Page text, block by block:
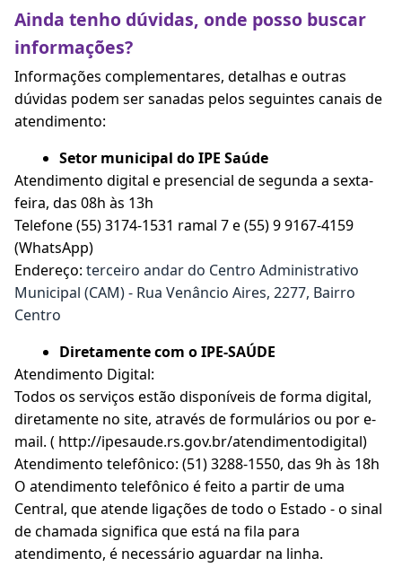
Ainda tenho dúvidas, onde posso buscar
informações?
Informações complementares, detalhas e outras
dúvidas podem ser sanadas pelos seguintes canais de
atendimento:
Setor municipal do IPE Saúde
Atendimento digital e presencial de segunda a sexta-
feira, das 08h às 13h
Telefone (55) 3174-1531 ramal 7 e (55) 9 9167-4159
(WhatsApp)
Endereço: terceiro andar do Centro Administrativo
Municipal (CAM) - Rua Venâncio Aires, 2277, Bairro
Centro
Diretamente com o IPE-SAÚDE
Atendimento Digital:
Todos os serviços estão disponíveis de forma digital,
diretamente no site, através de formulários ou por e-
mail. ( http://ipesaude.rs.gov.br/atendimentodigital)
Atendimento telefônico: (51) 3288-1550, das 9h às 18h
O atendimento telefônico é feito a partir de uma
Central, que atende ligações de todo o Estado - o sinal
de chamada significa que está na fila para
atendimento, é necessário aguardar na linha.